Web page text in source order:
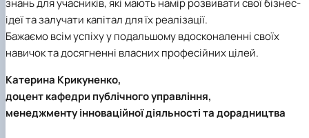
знань для учасників, які мають намір розвивати свої бізнес-
ідеї та залучати капітал для їх реалізації.
Бажаємо всім успіху у подальшому вдосконаленні своїх
навичок та досягненні власних професійних цілей.
Катерина Крикуненко,
доцент кафедри публічного управління,
менеджменту інноваційної діяльності та дорадництва